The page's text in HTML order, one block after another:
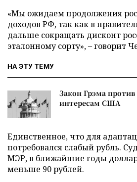
«Мы ожидаем продолжения
доходов РФ, так как в
дальше сокращать дисконт
эталонному сорту», – говорит
НА ЭТУ ТЕМУ
Закон Грэма
интересам США
Единственное, что для
потребовался слабый рубль.
МЭР, в ближайшие годы доллар
меньше 90 рублей.